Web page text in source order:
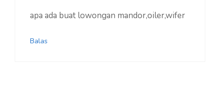
apa ada buat lowongan mandor,oiler,wifer
Balas